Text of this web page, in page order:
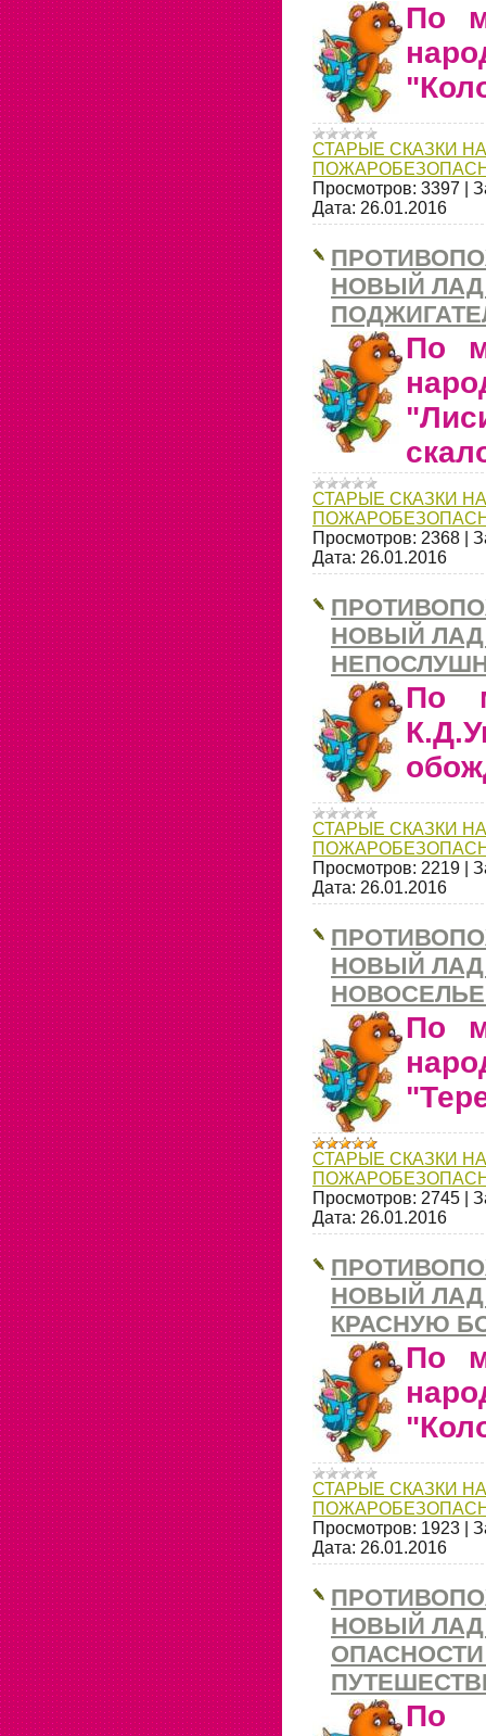
По
СТАРЫЕ СКАЗКИ
Просмотров: 3397
Дата: 26.01.2016
НОВЫЙ ЛАД
По
СТАРЫЕ СКАЗКИ
Просмотров: 2368
Дата: 26.01.2016
НОВЫЙ ЛАД
По
СТАРЫЕ СКАЗКИ
Просмотров: 2219
Дата: 26.01.2016
НОВЫЙ ЛАД
По
СТАРЫЕ СКАЗКИ
Просмотров: 2745
Дата: 26.01.2016
НОВЫЙ ЛАД
КРАСНУЮ
По
СТАРЫЕ СКАЗКИ
Просмотров: 1923
Дата: 26.01.2016
НОВЫЙ
По